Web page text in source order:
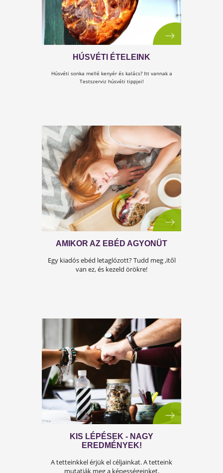
AZ ÉDES NYÁRI HŰSÍTŐ
ÁRNYOLDALAI
Nincs nyár fagylalt nélkül. Vagy mégis? Tudd
meg, mit ajánlunk helyette?
HŐSÉG ÉS EXTRÉM UV-B
SUGÁRZÁS: ÍGY VÉDEKEZZ!
Itt az újabb hőhullám! Tudd meg, hogyan
védekezz!